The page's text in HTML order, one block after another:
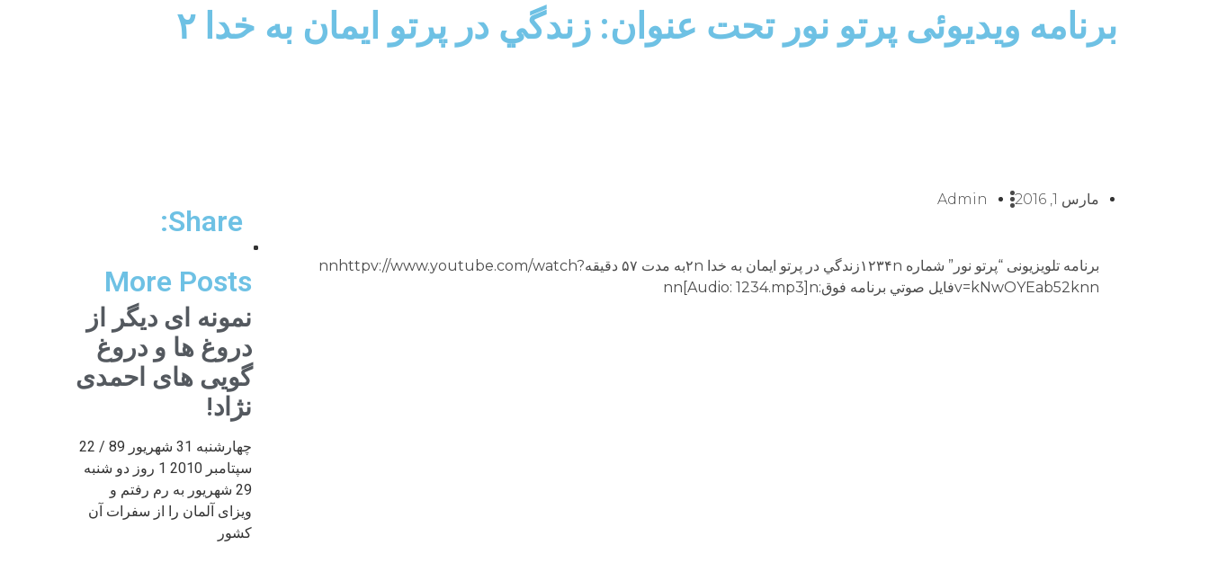
برنامه ويديوئى پرتو نور تحت عنوان: زندگي در پرتو ايمان به خدا ۲
مارس 1, 2016 Admin
برنامه تلويزيونى “پرتو نور” شماره ۱۲۳۴nزندگي در پرتو ايمان به خدا ۲nبه مدت ۵۷ دقيقهnnhttpv://www.youtube.com/watch?
v=kNwOYEab52knnفايل صوتي برنامه فوق:nn[Audio: 1234.mp3]n
Share:
More Posts
نمونه ای دیگر از
دروغ ها و دروغ
گویی های احمدی
نژاد!
چهارشنبه 31 شهریور 89 / 22
سپتامبر 2010 1 روز دو شنبه
29 شهریور به رم رفتم و
ویزای آلمان را از سفرات آن
کشور